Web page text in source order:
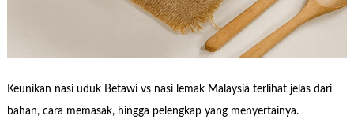
Keunikan nasi uduk Betawi vs nasi lemak Malaysia terlihat jelas dari
bahan, cara memasak, hingga pelengkap yang menyertainya.